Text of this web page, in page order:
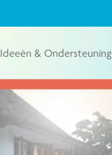
Ideeën & Ondersteuning